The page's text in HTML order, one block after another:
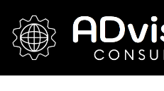
contenu